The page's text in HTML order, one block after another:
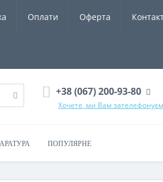
Оплати Оферта
+38 (067) 200-93-80
Хочете, ми Вам
ПОПУЛЯРНЕ